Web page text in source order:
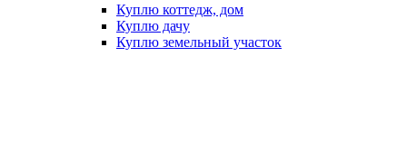
Куплю коттедж, дом
Куплю дачу
Куплю земельный участок